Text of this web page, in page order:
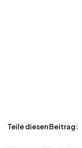
Teile diesen Beitrag: